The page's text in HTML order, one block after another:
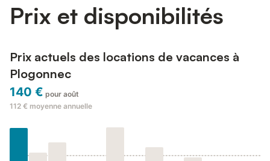
Prix et disponibilités
Prix actuels des locations de vacances à
Plogonnec
140 € pour août
112 € moyenne annuelle